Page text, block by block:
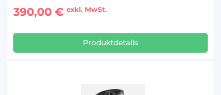
390,00 € exkl. MwSt.
Produktdetails